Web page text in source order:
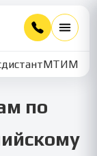
МТИММУ
по